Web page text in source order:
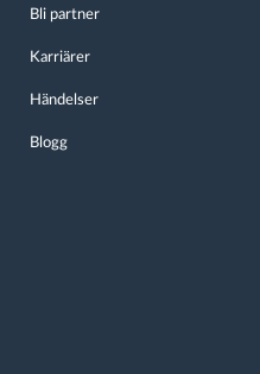
Bli partner
Karriärer
Händelser
Blogg